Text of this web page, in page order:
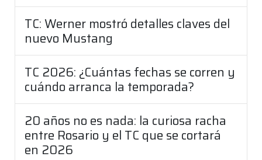
TC: Werner mostró detalles claves del
nuevo Mustang
TC 2026: ¿Cuántas fechas se corren y
cuándo arranca la temporada?
20 años no es nada: la curiosa racha
entre Rosario y el TC que se cortará
en 2026